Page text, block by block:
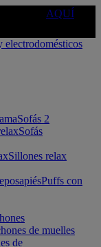
AQUÍ
Sofás 2
Sofás
Sillones relax
Puffs con
de muelles
de